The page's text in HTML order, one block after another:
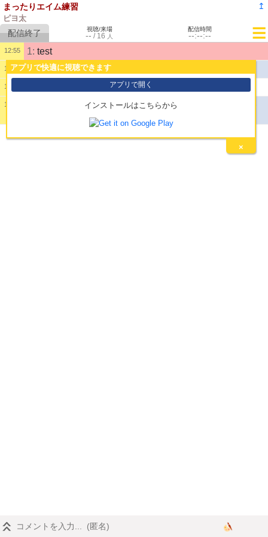
まったりエイム練習 ↥
ピヨ太
アプリで快適に視聴できます
アプリで開く
インストールはこちらから
×
視聴/来場
-- / 16 人
配信時間
--:--:--
12:55 1: test
12:56 公開配信を開始しました。
17:15
19:27
配信を終了しました。(プッシュ接続未確立で120分経